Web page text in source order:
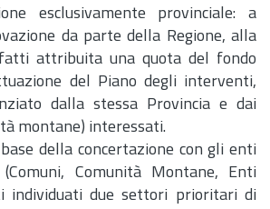
esclusivamente provinciale: a
da parte della Regione, alla
attribuita una quota del fondo
del Piano degli interventi,
dalla stessa Provincia e dai
montane) interessati.
della concertazione con gli enti
Comunità Montane, Enti
individuati due settori prioritari di